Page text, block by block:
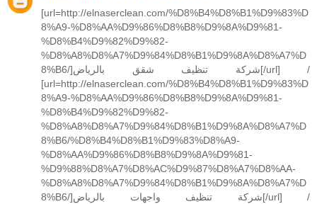
[url=http://elnaserclean.com/%D8%B4%D8%B1%D9%83%D
8%A9-%D8%AA%D9%86%D8%B8%D9%8A%D9%81-
%D8%B4%D9%82%D9%82-
%D8%A8%D8%A7%D9%84%D8%B1%D9%8A%D8%A7%D
8%B6/]شركة تنظيف شقق بالرياض[/url] /
[url=http://elnaserclean.com/%D8%B4%D8%B1%D9%83%D
8%A9-%D8%AA%D9%86%D8%B8%D9%8A%D9%81-
%D8%B4%D9%82%D9%82-
%D8%A8%D8%A7%D9%84%D8%B1%D9%8A%D8%A7%D
8%B6/%D8%B4%D8%B1%D9%83%D8%A9-
%D8%AA%D9%86%D8%B8%D9%8A%D9%81-
%D9%88%D8%A7%D8%AC%D9%87%D8%A7%D8%AA-
%D8%A8%D8%A7%D9%84%D8%B1%D9%8A%D8%A7%D
8%B6/]شركة تنظيف واجهات بالرياض[/url] /